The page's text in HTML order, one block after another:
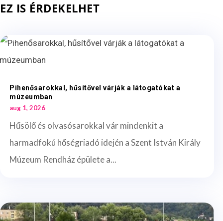
EZ IS ÉRDEKELHET
Pihenősarokkal, hűsítővel várják a látogatókat a
múzeumban
aug 1, 2026
Hűsölő és olvasósarokkal vár mindenkit a
harmadfokú hőségriadó idején a Szent István Király
Múzeum Rendház épülete a...